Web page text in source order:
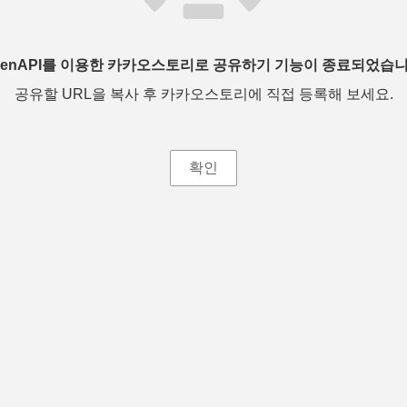
를 이용한 카카오스토리로 공유하기 기능이 종료되었습
공유할 URL을 복사 후 카카오스토리에 직접 등록해 보세요.
확인